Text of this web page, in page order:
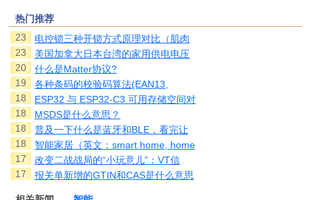
热门推荐
23
电控锁三种开锁方式原理对比（肌肉
23
美国加拿大日本台湾的家用供电电压
20
什么是Matter协议?
19
各种条码的校验码算法(EAN13,
18
ESP32 与 ESP32-C3 可用存储空间对
18
MSDS是什么意思？
18
普及一下什么是蓝牙和BLE，看完让
18
智能家居（英文：smart home, home
17
改变二战战局的“小玩意儿”：VT信
17
报关单新增的GTIN和CAS是什么意思